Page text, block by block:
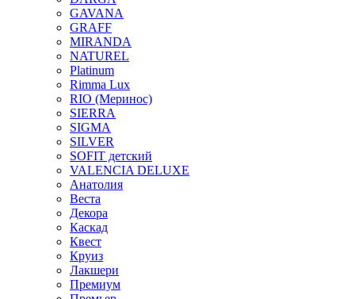
GAVANA
GRAFF
MIRANDA
NATUREL
Platinum
Rimma Lux
RIO (Меринос)
SIERRA
SIGMA
SILVER
SOFIT детский
VALENCIA DELUXE
Анатолия
Веста
Декора
Каскад
Квест
Круиз
Лакшери
Премиум